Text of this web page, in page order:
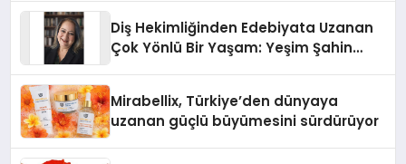
Diş Hekimliğinden Edebiyata Uzanan
Çok Yönlü Bir Yaşam: Yeşim Şahin
Mirabellix, Türkiye’den dünyaya
uzanan güçlü büyümesini sürdürüyor